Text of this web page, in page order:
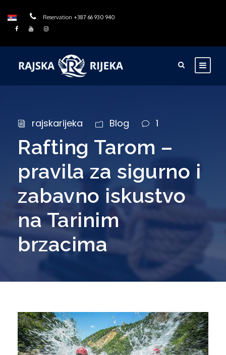
Reservation +387 66 930 940
rajskarijeka Blog 1
Rafting Tarom –
pravila za sigurno i
zabavno iskustvo
na Tarinim
brzacima